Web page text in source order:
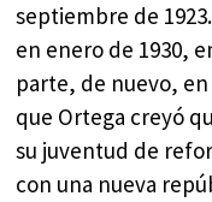
septiembre de
en enero de 1930,
parte, de nuevo,
que Ortega creyó
su juventud de
con una nueva